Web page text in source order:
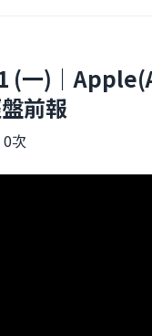
(一)｜
前報
0次